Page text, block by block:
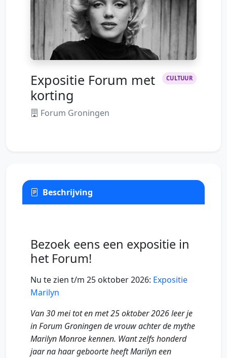
Expositie Forum met
korting
Forum Groningen
CULTUUR
Beschrijving
Bezoek eens een expositie in
het Forum!
Nu te zien t/m 25 oktober 2026: Expositie
Marilyn
Van 30 mei tot en met 25 oktober 2026 leer je
in Forum Groningen de vrouw achter de mythe
Marilyn Monroe kennen. Want zelfs honderd
jaar na haar geboorte heeft Marilyn een